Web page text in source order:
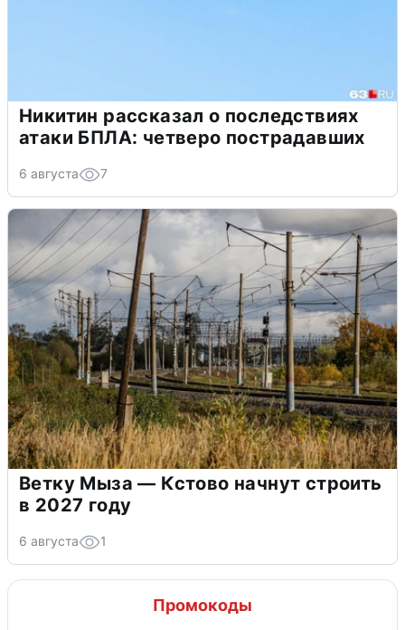
Никитин рассказал о последствиях
атаки БПЛА: четверо пострадавших
6 августа 7
Ветку Мыза — Кстово начнут строить
в 2027 году
6 августа 1
Промокоды